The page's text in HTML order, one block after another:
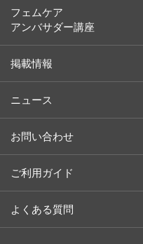
ペット
コラム
植物・天然成分辞典
社長メッセージ
取り扱い店舗（ライフスタイル）
フェムケア
アンバサダー講座
掲載情報
ニュース
お問い合わせ
ご利用ガイド
よくある質問